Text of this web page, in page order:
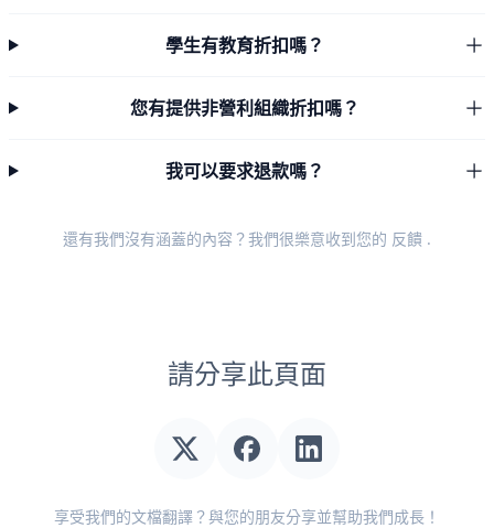
學生有教育折扣嗎？
您有提供非營利組織折扣嗎？
我可以要求退款嗎？
還有我們沒有涵蓋的內容？我們很樂意收到您的 反饋 .
請分享此頁面
享受我們的文檔翻譯？與您的朋友分享並幫助我們成長！